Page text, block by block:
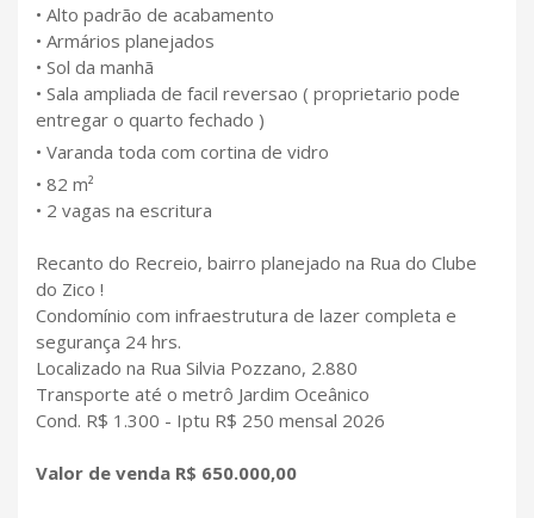
• Alto padrão de acabamento
• Armários planejados
• Sol da manhã
• Sala ampliada de facil reversao ( proprietario pode
entregar o quarto fechado )
• Varanda toda com cortina de vidro
• 82 m²
• 2 vagas na escritura
Recanto do Recreio, bairro planejado na Rua do Clube
do Zico !
Condomínio com infraestrutura de lazer completa e
segurança 24 hrs.
Localizado na Rua Silvia Pozzano, 2.880
Transporte até o metrô Jardim Oceânico
Cond. R$ 1.300 - Iptu R$ 250 mensal 2026
Valor de venda R$ 650.000,00